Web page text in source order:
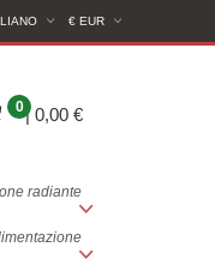
€ EUR (CURRENT
0| 0,00 €
radiante